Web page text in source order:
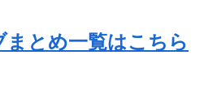
まとめ一覧はこちら